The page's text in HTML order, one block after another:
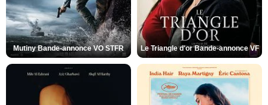
Mutiny Bande-annonce VO STFR Le Triangle d'or Bande-annonce VF